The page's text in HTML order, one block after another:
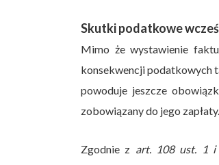
Skutki podatkowe
Mimo że wystawienie
konsekwencji podatkowych
powoduje jeszcze
zobowiązany do jego
Zgodnie z art. 108 ust. 1 i